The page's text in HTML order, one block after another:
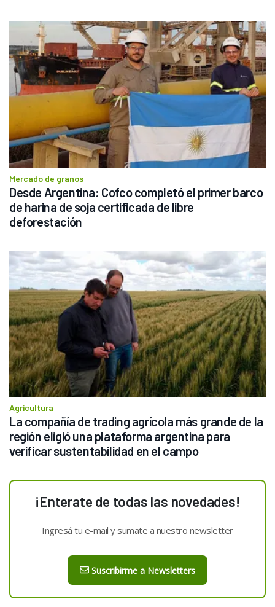
Mercado de granos
Desde Argentina: Cofco completó el primer barco
de harina de soja certificada de libre
deforestación
Agricultura
La compañía de trading agrícola más grande de la
región eligió una plataforma argentina para
verificar sustentabilidad en el campo
¡Enterate de todas las novedades!
Ingresá tu e-mail y sumate a nuestro newsletter
Suscribirme a Newsletters